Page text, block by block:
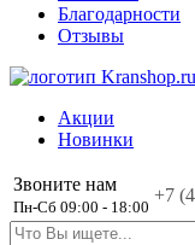
Благодарности
Отзывы
Акции
Новинки
Звоните нам
Пн-Сб 09:00 - 18:00
+7